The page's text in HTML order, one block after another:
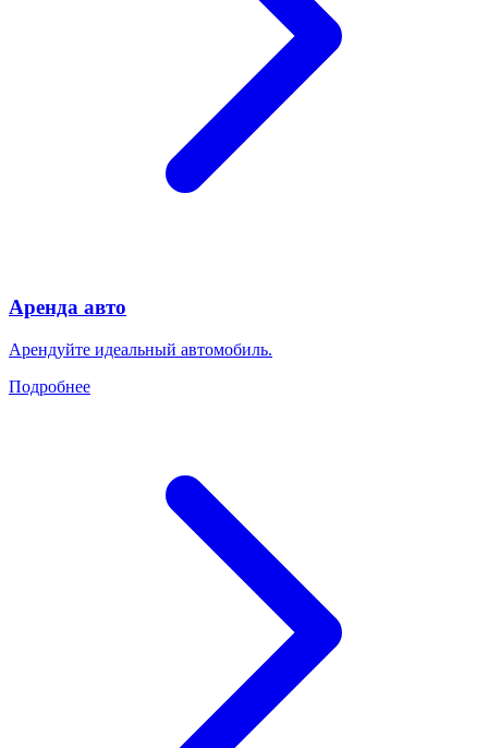
Аренда авто
Арендуйте идеальный автомобиль.
Подробнее